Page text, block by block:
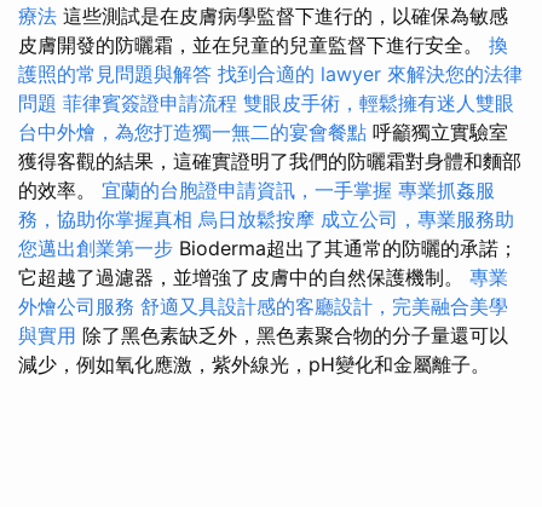
療法 這些測試是在皮膚病學監督下進行的，以確保為敏感
皮膚開發的防曬霜，並在兒童的兒童監督下進行安全。 換
護照的常見問題與解答 找到合適的 lawyer 來解決您的法律
問題 菲律賓簽證申請流程 雙眼皮手術，輕鬆擁有迷人雙眼
台中外燴，為您打造獨一無二的宴會餐點 呼籲獨立實驗室
獲得客觀的結果，這確實證明了我們的防曬霜對身體和麵部
的效率。 宜蘭的台胞證申請資訊，一手掌握 專業抓姦服
務，協助你掌握真相 烏日放鬆按摩 成立公司，專業服務助
您邁出創業第一步 Bioderma超出了其通常的防曬的承諾；
它超越了過濾器，並增強了皮膚中的自然保護機制。 專業
外燴公司服務 舒適又具設計感的客廳設計，完美融合美學
與實用 除了黑色素缺乏外，黑色素聚合物的分子量還可以
減少，例如氧化應激，紫外線光，pH變化和金屬離子。